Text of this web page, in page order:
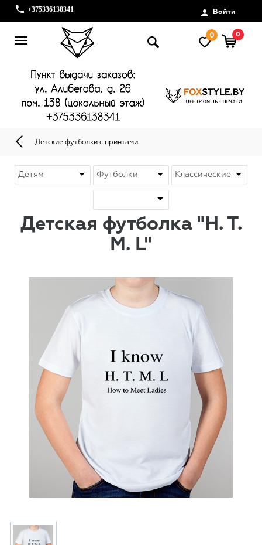
+375336138341 Войти
0 0
Детские футболки с принтами
Детская футболка "H. T.
M. L"